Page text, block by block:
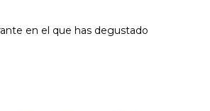
en el que has degustado